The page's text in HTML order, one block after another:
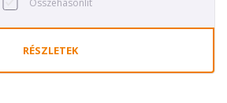
Összehasonlít
RÉSZLETEK